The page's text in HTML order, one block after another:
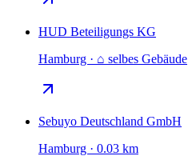
HUD Beteiligungs KG
Hamburg · ⌂ selbes Gebäude
Sebuyo Deutschland GmbH
Hamburg · 0.03 km